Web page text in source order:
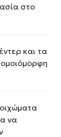
στο
και τα
να